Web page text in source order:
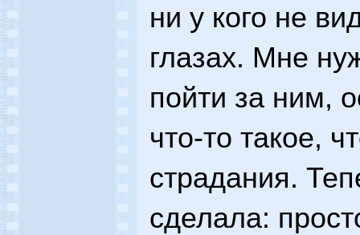
ни у кого не
глазах. Мне
пойти за ним,
что-то такое,
страдания.
сделала: